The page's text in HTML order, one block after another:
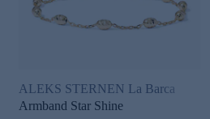
ALEKS STERNEN La Barca
Armband Star Shine